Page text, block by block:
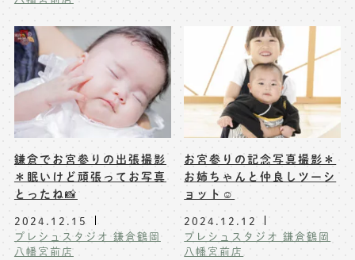
鎌倉でお宮参りの出張撮影
＊眠いけど頑張ってお写真
とったね📸
2024.12.15
プレシュスタジオ 鎌倉鶴岡
八幡宮前店
お宮参りの記念写真撮影＊
お姉ちゃんと仲良しツーシ
ョット☺️
2024.12.12
プレシュスタジオ 鎌倉鶴岡
八幡宮前店